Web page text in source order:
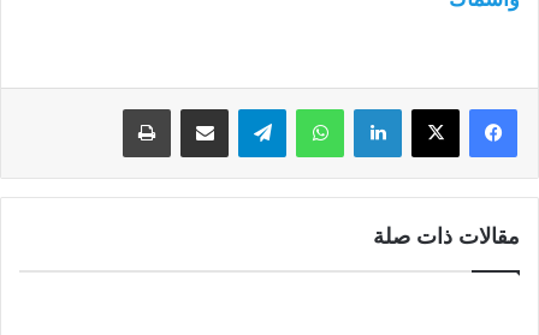
لينكدإن واتساب
مقالات ذات صلة